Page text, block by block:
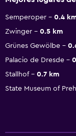
Semperoper
0.4
Zwinger
0.5 km
Grünes Gewölbe
Palacio de Dresde
Stallhof
0.7 km
State Museum of